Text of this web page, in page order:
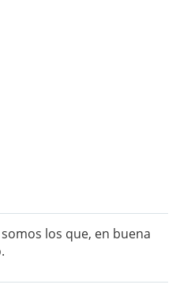
somos los que, en buena